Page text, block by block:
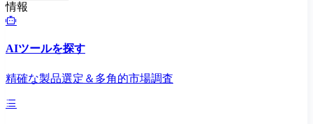
情報
AIツールを探す
精確な製品選定＆多角的市場調査